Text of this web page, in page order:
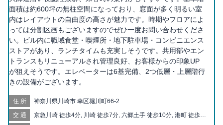
面積は約600坪の無柱空間になっており、窓面が多く明るい室
内はレイアウトの自由度の高さが魅力です。時期やフロアによ
っては分割区画もございますのでぜひ一度お問い合わせくださ
い。ビル内に職域食堂・喫煙所・地下駐車場・コンビニエンス
ストアがあり、ランチタイムも充実しそうです。共用部やエン
トランスもリニューアルされ管理良好、お客様からの印象UP
が狙えそうです。エレベーターは6基完備、2つ低層・上層階行
きの設備がございます。
住所 神奈川県川崎市 幸区堀川町66-2
交通
京急川崎 徒歩4分, 川崎 徒歩7分, 六郷土手 徒歩10分, 港町 徒歩